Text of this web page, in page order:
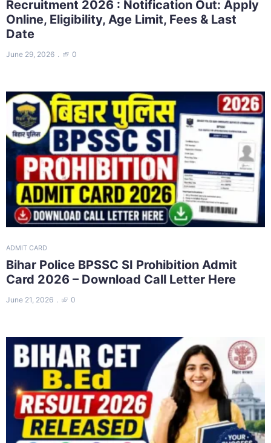
Recruitment 2026 : Notification Out: Apply
Online, Eligibility, Age Limit, Fees & Last
Date
June 29, 2026 0
ADMIT CARD
Bihar Police BPSSC SI Prohibition Admit
Card 2026 – Download Call Letter Here
June 21, 2026 0